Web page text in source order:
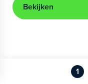
Bekijken
1